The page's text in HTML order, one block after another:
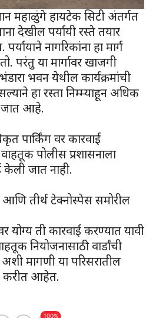
महाळुंगे हायटेक सिटी अंतर्गत
देखील पर्यायी रस्ते तयार
नागरिकांना हा मार्ग
परंतु या मार्गावर खाजगी
भवन येथील कार्यक्रमांची
हा रस्ता निम्म्याहून अधिक
जात आहे.
पार्किंग वर कारवाई
पोलीस प्रशासनाला
जात नाही.
तीर्थ टेक्नोस्पेस समोरील
योग्य ती कारवाई करण्यात यावी
नियोजनासाठी वार्डांची
मागणी या परिसरातील
करीत आहेत.